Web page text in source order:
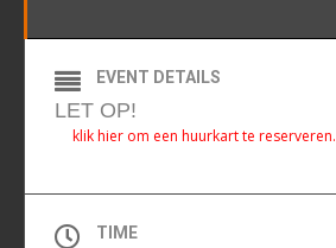
EVENT DETAILS
LET OP!
klik hier om een huurkart te reserveren.
TIME